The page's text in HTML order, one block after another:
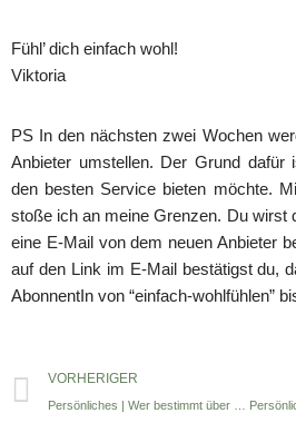
Fühl’ dich einfach wohl!
Viktoria
PS In den nächsten zwei Wochen
Anbieter umstellen. Der Grund
den besten Service bieten möchte.
stoße ich an meine Grenzen. Du wirst
eine E-Mail von dem neuen Anbieter
auf den Link im E-Mail bestätigst du,
AbonnentIn von “einfach-wohlfühlen”
VORHERIGER